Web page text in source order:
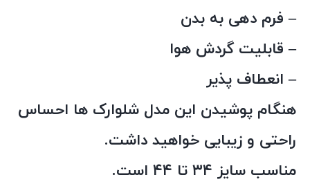
– فرم دهی به بدن
– قابلیت گردش هوا
– انعطاف پذیر
هنگام پوشیدن این مدل شلوارک ها احساس
راحتی و زیبایی خواهید داشت.
مناسب سایز ۳۴ تا ۴۴ است.